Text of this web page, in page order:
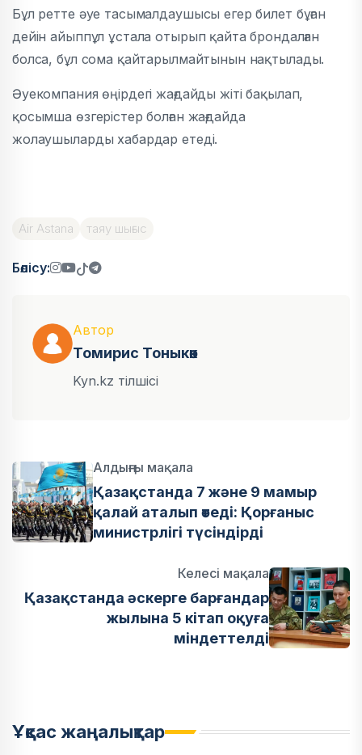
Бұл ретте әуе тасымалдаушысы егер билет бұған
дейін айыппұл ұстала отырып қайта брондалған
болса, бұл сома қайтарылмайтынын нақтылады.
Әуекомпания өңірдегі жағдайды жіті бақылап,
қосымша өзгерістер болған жағдайда
жолаушыларды хабардар етеді.
Air Astana таяу шығыс
Бөлісу:
Автор
Томирис Тоныкөк
Kyn.kz тілшісі
Алдыңғы мақала
Қазақстанда 7 және 9 мамыр
қалай аталып өтеді: Қорғаныс
министрлігі түсіндірді
Келесі мақала
Қазақстанда әскерге барғандар
жылына 5 кітап оқуға
міндеттелді
Ұқсас жаңалықтар